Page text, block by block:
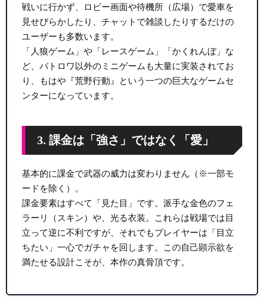
戦いに行かず、ロビー画面や待機所（広場）で愛車を
見せびらかしたり、チャットで雑談したりするだけの
ユーザーも多数います。
「人狼ゲーム」や「レースゲーム」「かくれんぼ」な
ど、バトロワ以外のミニゲームも大量に実装されてお
り、もはや『荒野行動』という一つの巨大なゲームセ
ンターになっています。
3. 課金は「強さ」ではなく「愛」
基本的に課金で武器の威力は変わりません（※一部モ
ードを除く）。
課金要素はすべて「見た目」です。派手な金色のフェ
ラーリ（スキン）や、光る衣装。これらは戦場では目
立って逆に不利ですが、それでもプレイヤーは「目立
ちたい」一心でガチャを回します。この自己顕示欲を
満たせる設計こそが、本作の真骨頂です。